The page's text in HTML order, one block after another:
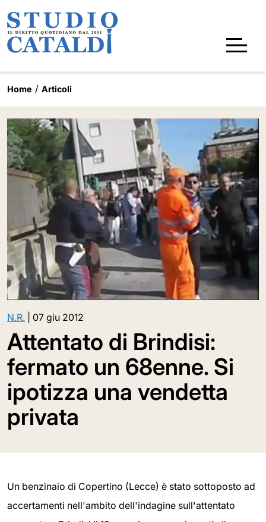
Home Articoli
N.R. 07 giu 2012
Attentato di Brindisi:
fermato un 68enne. Si
ipotizza una vendetta
privata
Un benzinaio di Copertino (Lecce) è stato sottoposto ad
accertamenti nell'ambito dell'indagine sull'attentato